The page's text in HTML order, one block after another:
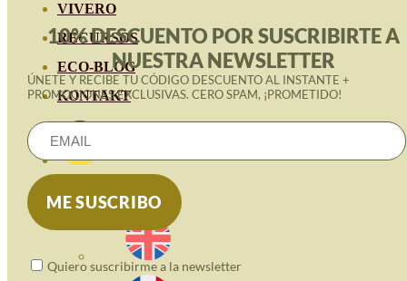
VIVERO
RECURSOS
ECO-BLOG
KONTAKT
10% DESCUENTO POR SUSCRIBIRTE A
NUESTRA NEWSLETTER
ÚNETE Y RECIBE TU CÓDIGO DESCUENTO AL INSTANTE +
PROMOCIONES EXCLUSIVAS. CERO SPAM, ¡PROMETIDO!
Quiero suscribirme a la newsletter